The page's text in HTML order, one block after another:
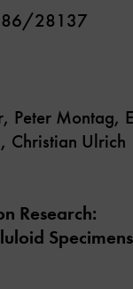
28137
Peter Montag,
Christian Ulrich
Research:
Specimens